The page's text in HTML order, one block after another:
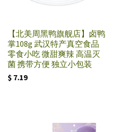
【北美周黑鸭旗舰店】卤鸭
掌108g 武汉特产真空食品
零食小吃 微甜爽辣 高温灭
菌 携带方便 独立小包装
$ 7.19